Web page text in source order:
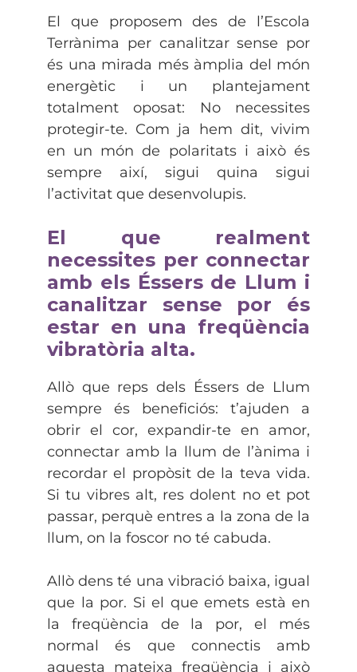
El que proposem des de l’Escola
Terrànima per canalitzar sense por
és una mirada més àmplia del món
energètic i un plantejament
totalment oposat: No necessites
protegir-te. Com ja hem dit, vivim
en un món de polaritats i això és
sempre així, sigui quina sigui
l’activitat que desenvolupis.
El que realment
necessites per connectar
amb els Éssers de Llum i
canalitzar sense por és
estar en una freqüència
vibratòria alta.
Allò que reps dels Éssers de Llum
sempre és beneficiós: t’ajuden a
obrir el cor, expandir-te en amor,
connectar amb la llum de l’ànima i
recordar el propòsit de la teva vida.
Si tu vibres alt, res dolent no et pot
passar, perquè entres a la zona de la
llum, on la foscor no té cabuda.
Allò dens té una vibració baixa, igual
que la por. Si el que emets està en
la freqüència de la por, el més
normal és que connectis amb
aquesta mateixa freqüència i això